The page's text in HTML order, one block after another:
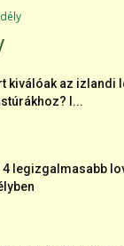
kiválóak az izlandi
I...
4 legizgalmasabb